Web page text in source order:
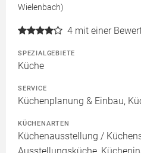
Wielenbach)
4 mit einer
SPEZIALGEBIETE
Küche
SERVICE
Küchenplanung & Einbau,
KÜCHENARTEN
Küchenausstellung /